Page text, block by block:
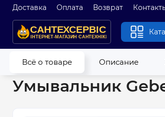
Доставка Оплата Возврат
Всё о товаре Описание
Главная Умывальники Умывальники
Умывальник